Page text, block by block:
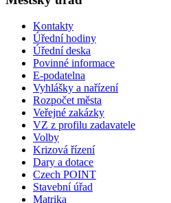
Kontakty
Úřední hodiny
Úřední deska
Povinné informace
E-podatelna
Vyhlášky a nařízení
Rozpočet města
Veřejné zakázky
VZ z profilu zadavatele
Volby
Krizová řízení
Dary a dotace
Czech POINT
Stavební úřad
Matrika